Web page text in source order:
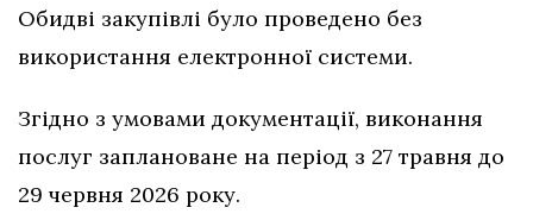
Обидві закупівлі було проведено без
використання електронної системи.
Згідно з умовами документації, виконання
послуг заплановане на період з 27 травня до
29 червня 2026 року.